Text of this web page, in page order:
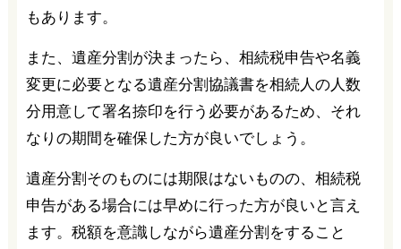
もあります。
また、遺産分割が決まったら、相続税申告や名義
変更に必要となる遺産分割協議書を相続人の人数
分用意して署名捺印を行う必要があるため、それ
なりの期間を確保した方が良いでしょう。
遺産分割そのものには期限はないものの、相続税
申告がある場合には早めに行った方が良いと言え
ます。税額を意識しながら遺産分割をすること